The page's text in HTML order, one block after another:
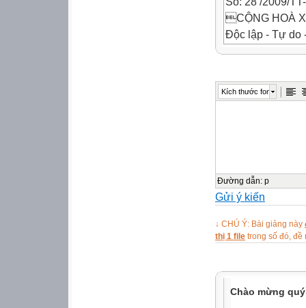
CỘNG HOÀ
Độc lập - Tự do


Căn cứ Nghị
của bộ, cơ
Căn cứ Nghị
Căn cứ Nghị
Kích thước font
Đường dẫn: p
Gửi ý kiến
↓ CHÚ Ý: Bài giảng này
thị 1 file trong số đó, đề
Chào mừng quý